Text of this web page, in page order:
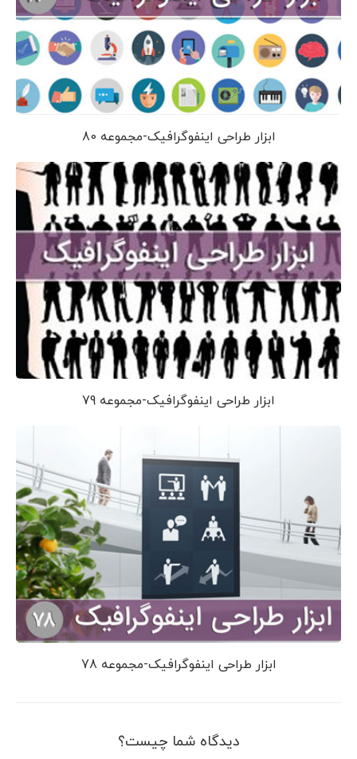
ابزار طراحی اینفوگرافیک-مجموعه 80
ابزار طراحی اینفوگرافیک-مجموعه 79
ابزار طراحی اینفوگرافیک-مجموعه 78
دیدگاه شما چیست؟